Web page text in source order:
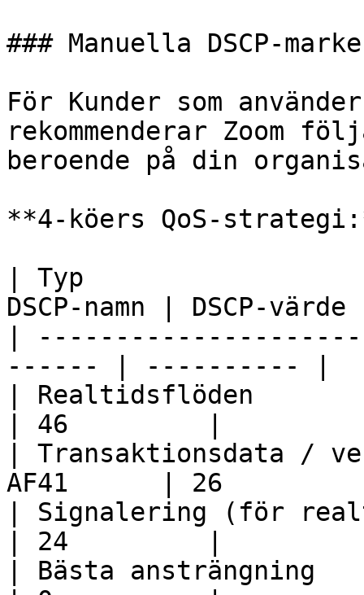
### Manuella DSCP-
För Kunder som
rekommenderar Zoom
beroende på din
**4-köers QoS-
| Typ
DSCP-namn | DSCP-
|
------ | ---------- |
| Realtidsflöden
| 46         |
| Transaktionsdata /
AF41      | 26
| Signalering (för
| 24         |
| Bästa